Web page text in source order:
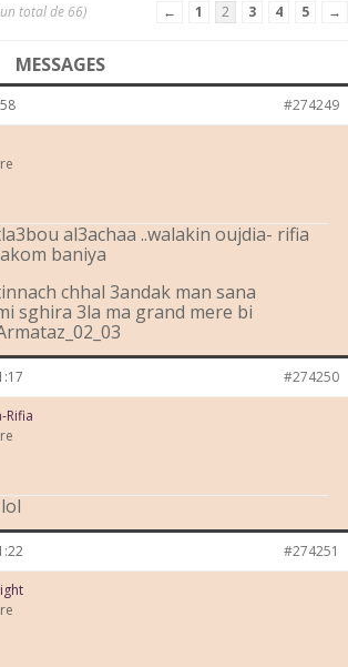
total de 66) ← 1 2 3 4 5 →
MESSAGES
#274249
al3achaa ..walakin oujdia- rifia
baniya
chhal 3andak man sana
sghira 3la ma grand mere bi
#274250
Rifia
#274251